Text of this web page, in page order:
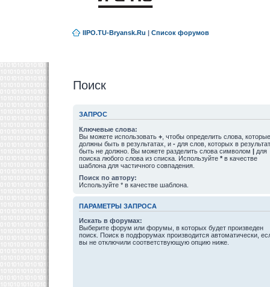
IIPO.TU-Bryansk.Ru | Список форумов
Поиск
ЗАПРОС
Ключевые слова:
Вы можете использовать + , чтобы определить слова, которые
должны быть в результатах, и - для слов, которых в
быть не должно. Вы можете разделить слова символом | для
поиска любого слова из списка. Используйте * в качестве
шаблона для частичного совпадения.
Поиск по автору:
Используйте * в качестве шаблона.
ПАРАМЕТРЫ ЗАПРОСА
Искать в форумах:
Выберите форум или форумы, в которых будет произведен
поиск. Поиск в подфорумах производится автоматически,
вы не отключили соответствующую опцию ниже.